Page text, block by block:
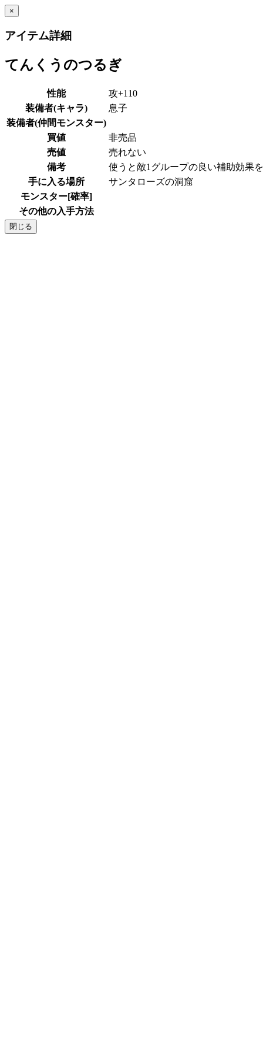
×
アイテム詳細
てんくうのつるぎ
性能
攻+110
装備者(キャラ)
息子
装備者(仲間モンスター)
買値
非売品
売値
売れない
備考
使うと敵1グループの良い補助効果
手に入る場所
サンタローズの洞窟
モンスター[確率]
その他の入手方法
閉じる